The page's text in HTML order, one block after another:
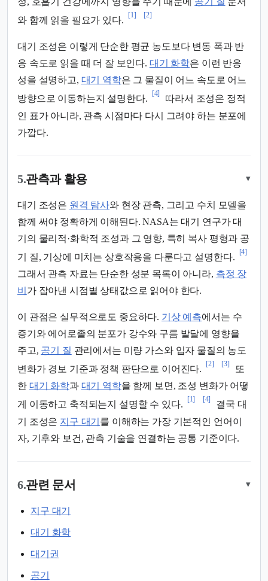
와 함께 읽을 필요가 있다.
[1] [2]
대기 조성은 이렇게 단순한 평균 농도보다 변동 폭과 반
응 속도로 읽을 때 더 잘 보인다. 대기 화학은 이런 반응
성을 설명하고, 대기 역학은 그 물질이 어느 속도로 어느
방향으로 이동하는지 설명한다.
[4]
따라서 조성은 정적
인 표가 아니라, 관측 시점마다 다시 그려야 하는 분포에
가깝다.
5.관측과 활용 ▾
대기 조성은 원격 탐사와 현장 관측, 그리고 수치 모델을
함께 써야 정확하게 이해된다. NASA는 대기 연구가 대
기의 물리적·화학적 조성과 그 영향, 특히 복사 평형과 공
기 질, 기상에 미치는 상호작용을 다룬다고 설명한다.
[4]
그래서 관측 자료는 단순한 성분 목록이 아니라, 측정 장
비 가 잡아낸 시점별 상태값으로 읽어야 한다.
이 관점은 실무적으로도 중요하다. 기상 예측에서는 수
증기와 에어로졸의 분포가 강수와 구름 발달에 영향을
주고, 공기 질 관리에서는 미량 가스와 입자 물질의 농도
변화가 경보 기준과 정책 판단으로 이어진다.
[2] [3]
또
한 대기 화학과 대기 역학을 함께 보면, 조성 변화가 어떻
게 이동하고 축적되는지 설명할 수 있다.
[1] [4]
결국 대
기 조성은 지구 대기 를 이해하는 가장 기본적인 언어이
자, 기후와 보건, 관측 기술을 연결하는 공통 기준이다.
6.관련 문서 ▾
지구 대기
대기 화학
대기권
공기